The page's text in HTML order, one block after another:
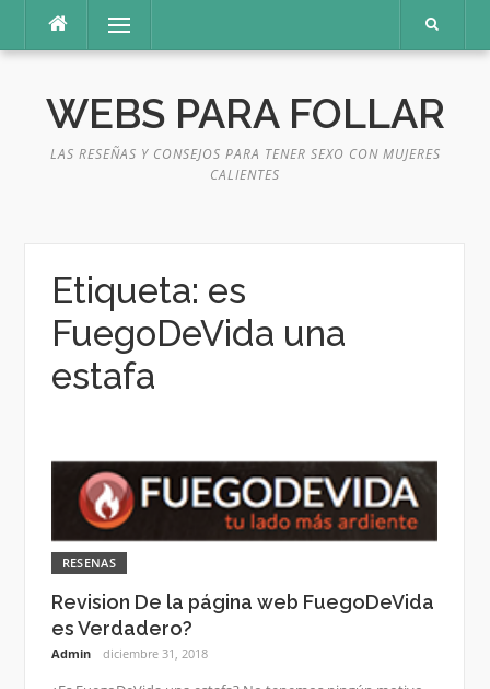
contenido
Menú
WEBS PARA FOLLAR
LAS RESEÑAS Y CONSEJOS PARA TENER SEXO CON MUJERES
CALIENTES
Etiqueta: es
FuegoDeVida una
estafa
RESENAS
Revision De la página web FuegoDeVida
es Verdadero?
Admin diciembre 31, 2018